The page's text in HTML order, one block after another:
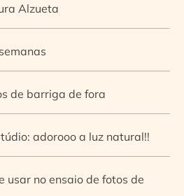
Alzueta
de barriga de fora
adorooo a luz natural!!
usar no ensaio de fotos de